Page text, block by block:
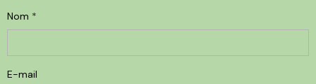
Nom
E-mail